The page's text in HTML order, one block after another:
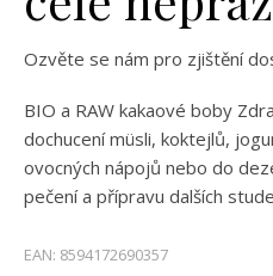
Ozvěte se nám pro zjištění
BIO a RAW kakaové boby
dochucení müsli, koktejlů,
ovocných nápojů nebo do
pečení a přípravu dalších
EAN: 8594172690357